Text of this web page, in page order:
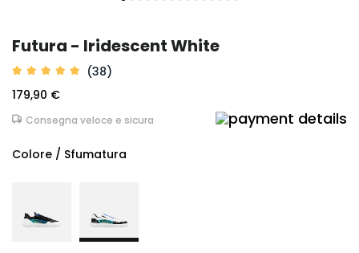
Futura - Iridescent White
(38)
179,90 €
Consegna veloce e sicura
Colore / Sfumatura